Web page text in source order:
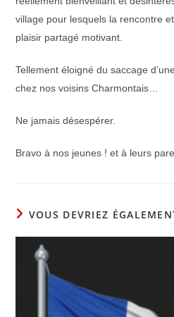
village pour lesquels la rencontre
plaisir partagé motivant.
Tellement éloigné du saccage
chez nos voisins Charmontais…
Ne jamais désespérer.
Bravo à nos jeunes ! et à leurs
VOUS DEVRIEZ